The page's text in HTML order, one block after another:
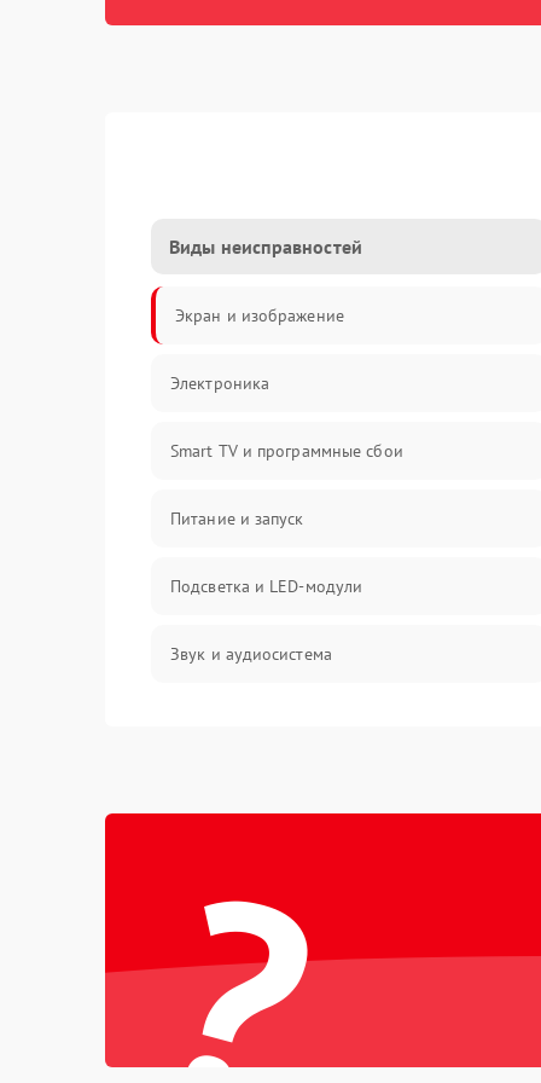
Виды неисправностей
Экран и изображение
Электроника
Smart TV и программные сбои
Питание и запуск
Подсветка и LED-модули
Звук и аудиосистема
Программное обеспечение
Корпус и механика
Пульт и управление
?